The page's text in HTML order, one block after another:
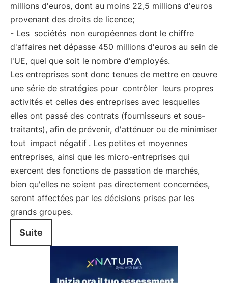
millions d'euros, dont au moins 22,5 millions d'euros
provenant des droits de licence;
- Les sociétés non européennes dont le chiffre
d'affaires net dépasse 450 millions d'euros au sein de
l'UE, quel que soit le nombre d'employés.
Les entreprises sont donc tenues de mettre en œuvre
une série de stratégies pour contrôler leurs propres
activités et celles des entreprises avec lesquelles
elles ont passé des contrats (fournisseurs et sous-
traitants), afin de prévenir, d'atténuer ou de minimiser
tout impact négatif . Les petites et moyennes
entreprises, ainsi que les micro-entreprises qui
exercent des fonctions de passation de marchés,
bien qu'elles ne soient pas directement concernées,
seront affectées par les décisions prises par les
grands groupes.
Suite